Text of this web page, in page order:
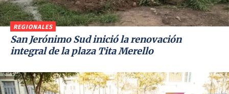
REGIONALES
San Jerónimo Sud inició la renovación
integral de la plaza Tita Merello